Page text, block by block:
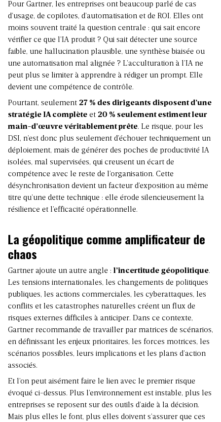
Pour Gartner, les entreprises ont beaucoup parlé de cas
d’usage, de copilotes, d’automatisation et de ROI. Elles ont
moins souvent traité la question centrale : qui sait encore
vérifier ce que l’IA produit ? Qui sait détecter une source
faible, une hallucination plausible, une synthèse biaisée ou
une automatisation mal alignée ? L’acculturation à l’IA ne
peut plus se limiter à apprendre à rédiger un prompt. Elle
devient une compétence de contrôle.
Pourtant, seulement 27 % des dirigeants disposent d’une
stratégie IA complète et 20 % seulement estiment leur
main-d’œuvre véritablement prête. Le risque, pour les
DSI, n’est donc plus seulement d’échouer techniquement un
déploiement, mais de générer des poches de productivité IA
isolées, mal supervisées, qui creusent un écart de
compétence avec le reste de l’organisation. Cette
désynchronisation devient un facteur d’exposition au même
titre qu’une dette technique : elle érode silencieusement la
résilience et l’efficacité opérationnelle.
La géopolitique comme amplificateur de
chaos
Gartner ajoute un autre angle : l’incertitude géopolitique.
Les tensions internationales, les changements de politiques
publiques, les actions commerciales, les cyberattaques, les
conflits et les catastrophes naturelles créent un flux de
risques externes difficiles à anticiper. Dans ce contexte,
Gartner recommande de travailler par matrices de scénarios,
en définissant les enjeux prioritaires, les forces motrices, les
scénarios possibles, leurs implications et les plans d’action
associés.
Et l’on peut aisément faire le lien avec le premier risque
évoqué ci-dessus. Plus l’environnement est instable, plus les
entreprises se reposent sur des outils d’aide à la décision.
Mais plus elles le font, plus elles doivent s’assurer que ces